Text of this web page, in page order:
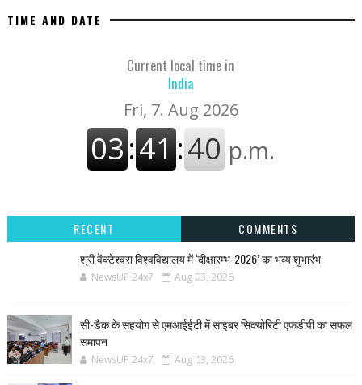
TIME AND DATE
Current local time in
India
RECENT
COMMENTS
श्री वेंक्टेश्वरा विश्वविद्यालय में ‘दीक्षारम्भ-2026’ का भव्य शुभारंभ
NewsUP 24x7 Aug 03, 2026
सी-डैक के सहयोग से एमआईईटी में साइबर सिक्योरिटी एफडीपी का सफल
समापन
NewsUP 24x7 Aug 03, 2026